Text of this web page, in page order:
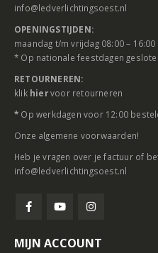
info@ledverlichtingsoest.nl
OPENINGSTIJDEN:
maandag t/m vrijdag 08:00 – 16:00
* Op nationale feestdagen
RETOURNEREN:
klik hiervoor retourneren
* Op werkdagen voor 12:00
Onze algemene voorwaarden!
Heb je vragen over je factuur of
info@ledverlichtingsoest.nl
MIJN ACCOUNT